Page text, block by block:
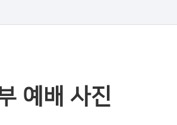
예배 사진